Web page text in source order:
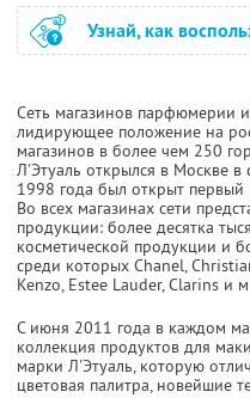
Узнай, как
Сеть магазинов парфюмерии
лидирующее положение на
магазинов в более чем 250
Л'Этуаль открылся в Москве в
1998 года был открыт
Во всех магазинах сети
продукции: более десятка
косметической продукции и
среди которых Chanel,
Kenzo, Estee Lauder, Clarins и
С июня 2011 года в каждом
коллекция продуктов для
марки Л'Этуаль, которую
цветовая палитра, новейшие